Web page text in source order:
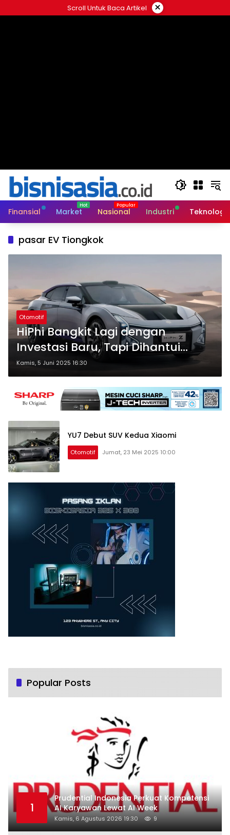
ke
Scroll Untuk Baca Artikel ×
Finansial Market Nasional Industri Teknologi
pasar EV Tiongkok
Otomotif
HiPhi Bangkit Lagi dengan
Investasi Baru, Tapi Dihantui
Skandal dan Tantangan Lama
Kamis, 5 Juni 2025 16:30
YU7 Debut SUV Kedua Xiaomi
Otomotif Jumat, 23 Mei 2025 10:00
Popular Posts
1
Prudential Indonesia Perkuat Kompetensi
AI Karyawan Lewat AI Week
Kamis, 6 Agustus 2026 19:30 9